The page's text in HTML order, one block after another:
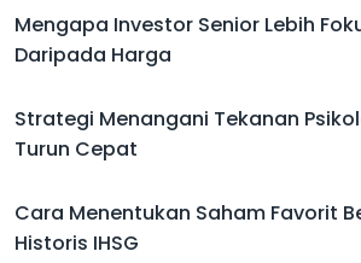
Mengapa Investor Senior Lebih
Daripada Harga
Strategi Menangani Tekanan
Turun Cepat
Cara Menentukan Saham Favorit
Historis IHSG